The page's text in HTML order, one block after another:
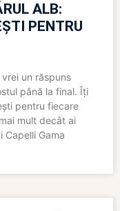
ALB:
PENTRU
un răspuns
până la final. Îți
pentru fiecare
mult decât ai
Capelli Gama